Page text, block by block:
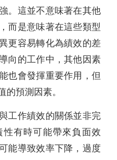
。這並不意味著在其他
而是意味著在這些類型
更容易轉化為績效的差
向的工作中，其他因素
也會發揮重要作用，但
的預測因素。
工作績效的關係並非完
有時可能帶來負面效
能導致效率下降，過度